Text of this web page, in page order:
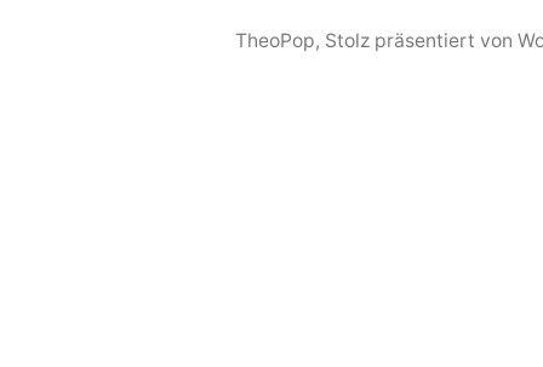
TheoPop, Stolz präsentiert von